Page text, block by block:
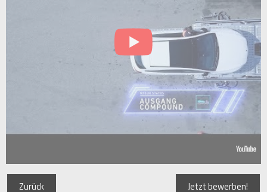
Zurück Jetzt bewerben!